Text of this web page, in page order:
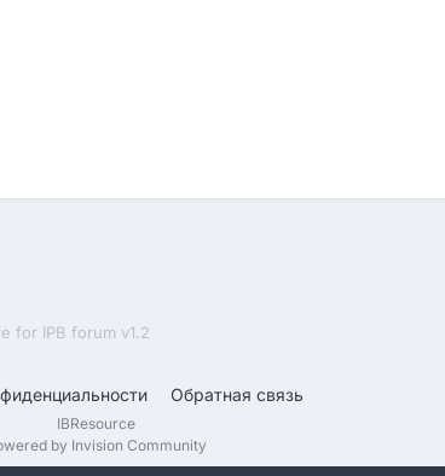
for IPB forum v1.2
Обратная связь
IBResource
by Invision Community